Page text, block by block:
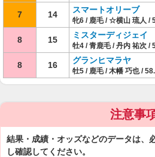
7 14 スマートオリーブ
牝6 / 鹿毛 / ☆横山 琉人 /
8 15 ミスターディジェイ
牡4 / 青鹿毛 / 丹内 祐次 /
8 16 グランヒマラヤ
牡5 / 鹿毛 / 木幡 巧也 /
注意事
結果・成績・オッズなどのデータは、
し確認してください。